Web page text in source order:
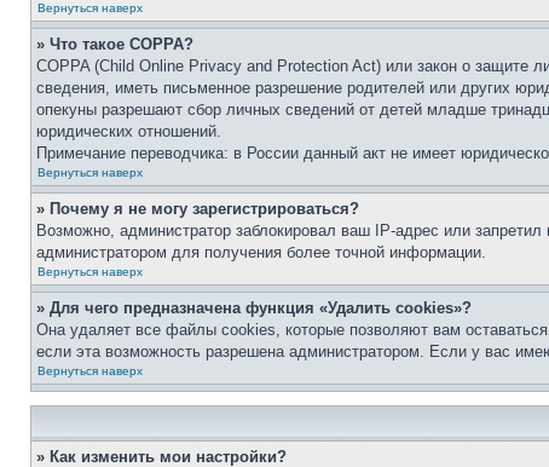
Вернуться наверх
» Что такое COPPA?
COPPA (Child Online Privacy and Protection Act) или закон о защите
сведения, иметь письменное разрешение родителей или других
опекуны разрешают сбор личных сведений от детей младше
юридических отношений.
Примечание переводчика: в России данный акт не имеет
Вернуться наверх
» Почему я не могу зарегистрироваться?
Возможно, администратор заблокировал ваш IP-адрес или
администратором для получения более точной информации.
Вернуться наверх
» Для чего предназначена функция «Удалить cookies»?
Она удаляет все файлы cookies, которые позволяют вам
если эта возможность разрешена администратором. Если у вас
Вернуться наверх
» Как изменить мои настройки?